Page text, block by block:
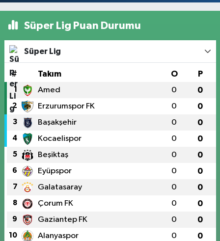
Süper Lig Puan Durumu
Süper Lig
# Takım O P
1 Amed 0 0
2 Erzurumspor FK 0 0
3 Başakşehir 0 0
4 Kocaelispor 0 0
5 Beşiktaş 0 0
6 Eyüpspor 0 0
7 Galatasaray 0 0
8 Çorum FK 0 0
9 Gaziantep FK 0 0
10 Alanyaspor 0 0